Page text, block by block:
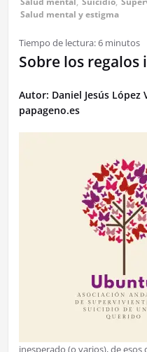
Salud mental y estigma
Tiempo de lectura:6 minutos
Sobre los regalos
Autor: Daniel Jesús López
papageno.es
inesperado (o varios), de